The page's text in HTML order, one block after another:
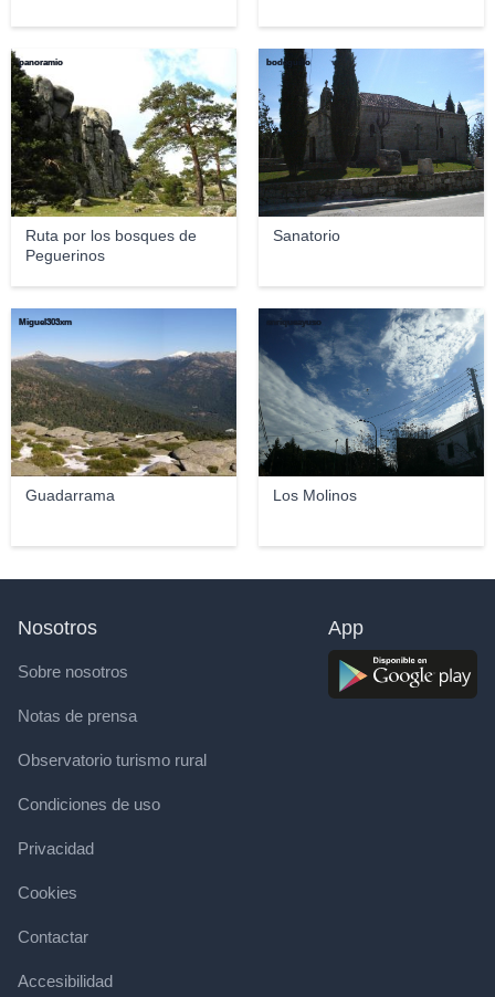
Ruta por los bosques de
Peguerinos
panoramio
Sanatorio
bodeguillo
Guadarrama
Miguel303xm
Los Molinos
enriqueayuso
Nosotros
Sobre nosotros
Notas de prensa
Observatorio turismo rural
Condiciones de uso
Privacidad
Cookies
Contactar
Accesibilidad
App